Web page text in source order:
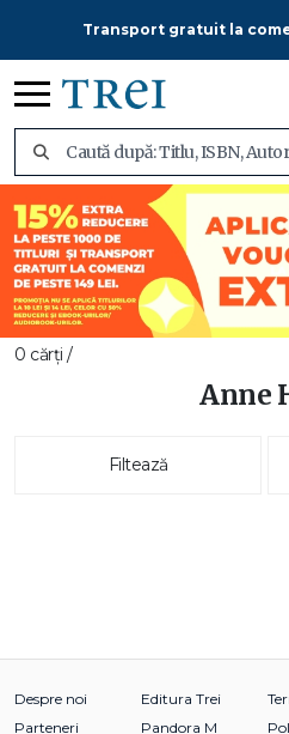
Transport gratuit la
0 cărți /
Anne
Filtează
Despre noi
Parteneri
Editura Trei
Pandora M